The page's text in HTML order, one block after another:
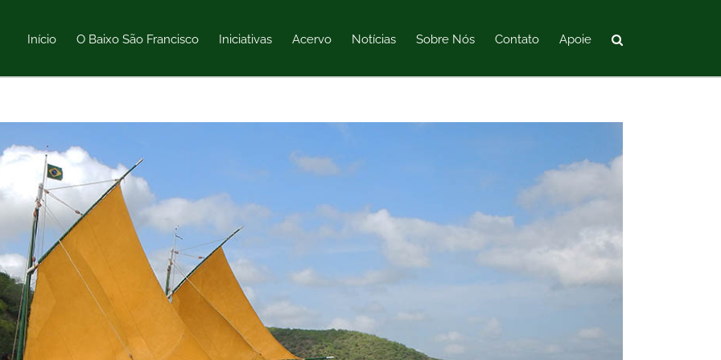
Início O Baixo São Francisco Iniciativas Acervo Notícias Sobre Nós Contato Apoie